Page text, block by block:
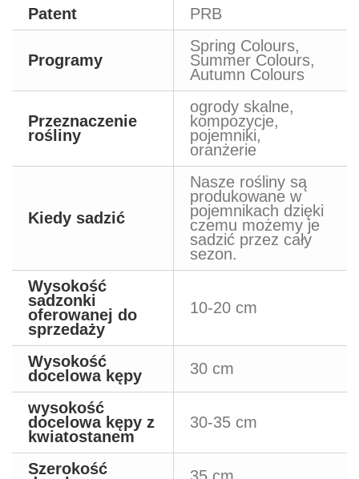
Patent PRB
Programy
Spring Colours,
Summer Colours,
Autumn Colours
Przeznaczenie
rośliny
ogrody skalne,
kompozycje,
pojemniki,
oranżerie
Kiedy sadzić
Nasze rośliny są
produkowane w
pojemnikach dzięki
czemu możemy je
sadzić przez cały
sezon.
Wysokość
sadzonki
oferowanej do
sprzedaży
10-20 cm
Wysokość
docelowa kępy
30 cm
wysokość
docelowa kępy z
kwiatostanem
30-35 cm
Szerokość